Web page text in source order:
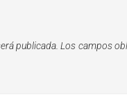
publicada. Los campos